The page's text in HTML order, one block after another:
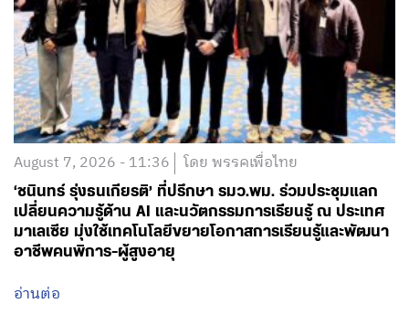
August 7, 2026 - 11:36 โดย พรรคเพื่อไทย
‘ชนินทร์ รุ่งธนเกียรติ’ ที่ปรึกษา รมว.พม. ร่วมประชุมแลก
เปลี่ยนความรู้ด้าน AI และนวัตกรรมการเรียนรู้ ณ ประเทศ
มาเลเซีย มุ่งใช้เทคโนโลยีขยายโอกาสการเรียนรู้และพัฒนา
อาชีพคนพิการ-ผู้สูงอายุ
อ่านต่อ